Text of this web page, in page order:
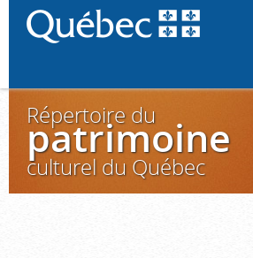
Répertoire du
patrimoine
culturel du Québec